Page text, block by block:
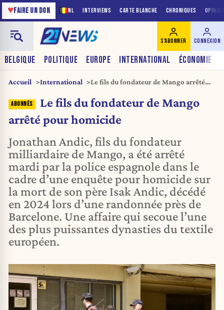
NL INTERVIEWS CARTE BLANCHE CHRONIQUES
♥FAIRE UN DON
BELGIQUE POLITIQUE EUROPE INTERNATIONAL ÉCONOMIE
S'ABONNER CONNEXION
Accueil International
Le fils du fondateur de Mango arrêté
Le fils du fondateur de Mango
arrêté pour homicide
Jonathan Andic, fils du fondateur
milliardaire de Mango, a été arrêté
mardi par la police espagnole dans le
cadre d’une enquête pour homicide sur
la mort de son père Isak Andic, décédé
en 2024 lors d’une randonnée près de
Barcelone. Une affaire qui secoue l’une
des plus puissantes dynasties du textile
européen.